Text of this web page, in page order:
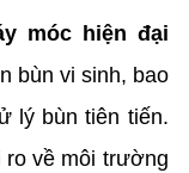
móc hiện đại
bùn vi sinh, bao
lý bùn tiên tiến.
ro về môi trường